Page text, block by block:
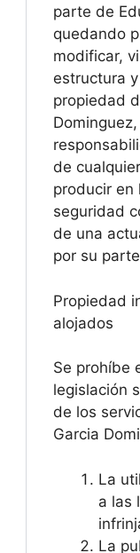
parte de
quedando
modificar,
estructura
propiedad
de
producir en
seguridad
de una
por su
Propiedad
alojados
Se prohíbe
legislación
de los
Garcia
La
a las
La